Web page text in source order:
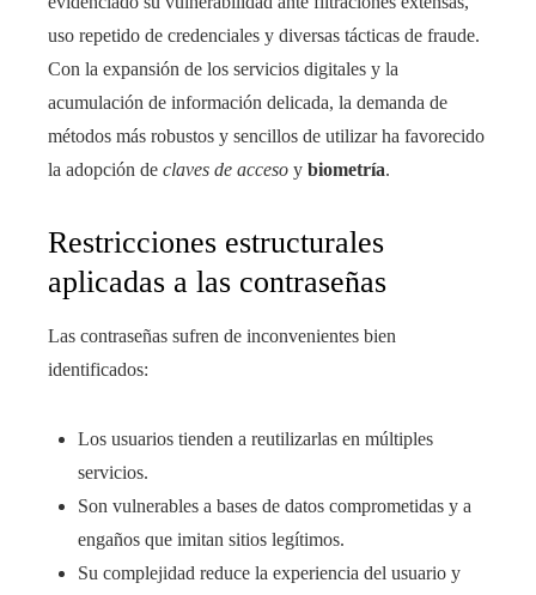
uso repetido de credenciales y diversas tácticas de fraude.
Con la expansión de los servicios digitales y la
acumulación de información delicada, la demanda de
métodos más robustos y sencillos de utilizar ha favorecido
la adopción de claves de acceso y biometría.
Restricciones estructurales
aplicadas a las contraseñas
Las contraseñas sufren de inconvenientes bien
identificados:
Los usuarios tienden a reutilizarlas en múltiples
servicios.
Son vulnerables a bases de datos comprometidas y a
engaños que imitan sitios legítimos.
Su complejidad reduce la experiencia del usuario y